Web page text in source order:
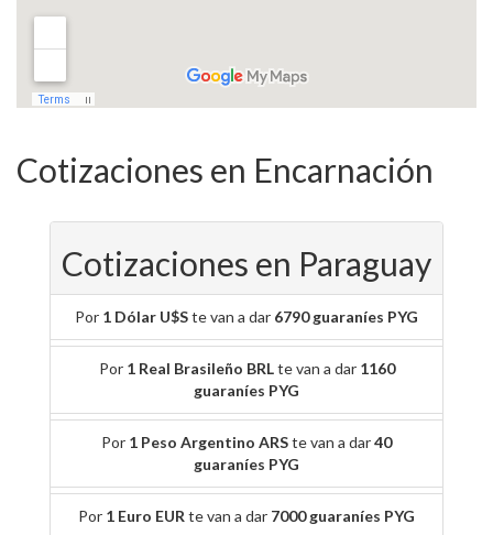
Cotizaciones en Encarnación
Cotizaciones en Paraguay
Por 1 Dólar U$Ste van a dar 6790 guaraníes PYG
Por 1 Real Brasileño BRLte van a dar 1160
guaraníes PYG
Por 1 Peso Argentino ARSte van a dar40
guaraníes PYG
Por 1 Euro EUR te van a dar 7000 guaraníes PYG